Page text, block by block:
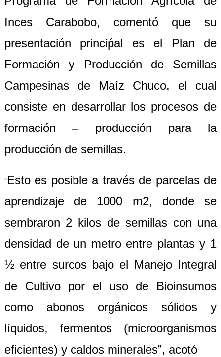
Inces Carabobo, comentó que su
presentación princiṕal es el Plan de
Formación y Producción de Semillas
Campesinas de Maíz Chuco, el cual
consiste en desarrollar los procesos de
formación – producción para la
producción de semillas.
“Esto es posible a través de parcelas de
aprendizaje de 1000 m2, donde se
sembraron 2 kilos de semillas con una
densidad de un metro entre plantas y 1
½ entre surcos bajo el Manejo Integral
de Cultivo por el uso de Bioinsumos
como abonos orgánicos sólidos y
líquidos, fermentos (microorganismos
eficientes) y caldos minerales”, acotó